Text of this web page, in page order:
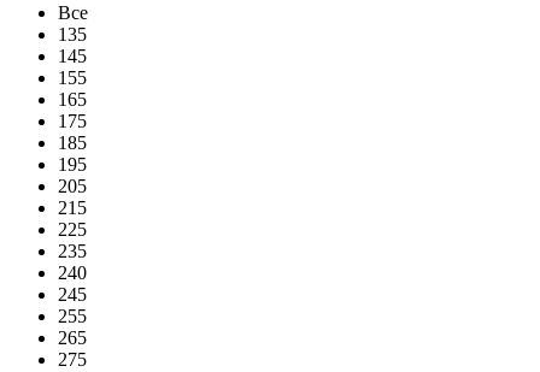
Все
135
145
155
165
175
185
195
205
215
225
235
240
245
255
265
275